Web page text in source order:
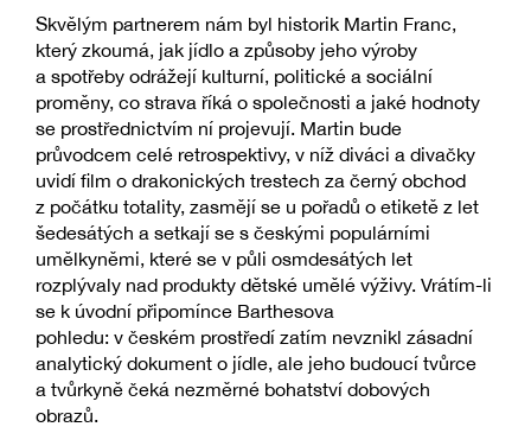
Skvělým partnerem nám byl historik Martin Franc,
který zkoumá, jak jídlo a způsoby jeho výroby
a spotřeby odrážejí kulturní, politické a sociální
proměny, co strava říká o společnosti a jaké hodnoty
se prostřednictvím ní projevují. Martin bude
průvodcem celé retrospektivy, v níž diváci a divačky
uvidí film o drakonických trestech za černý obchod
z počátku totality, zasmějí se u pořadů o etiketě z let
šedesátých a setkají se s českými populárními
umělkyněmi, které se v půli osmdesátých let
rozplývaly nad produkty dětské umělé výživy. Vrátím-li
se k úvodní připomínce Barthesova
pohledu: v českém prostředí zatím nevznikl zásadní
analytický dokument o jídle, ale jeho budoucí tvůrce
a tvůrkyně čeká nezměrné bohatství dobových
obrazů.